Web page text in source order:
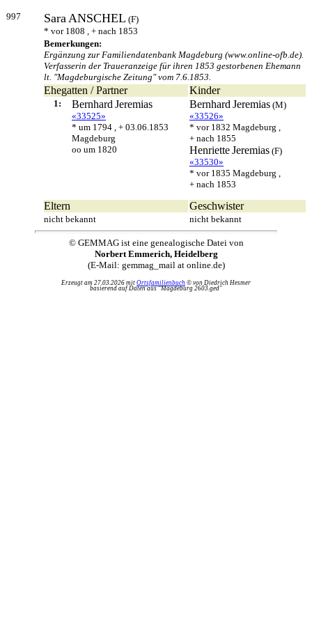
997 SaraANSCHEL (F)
* vor 1808 , + nach 1853
Bemerkungen:
Ergänzung zur Familiendatenbank Magdeburg (www.online-ofb.de).
Verfasserin der Traueranzeige für ihren 1853 gestorbenen Ehemann
lt. "Magdeburgische Zeitung" vom 7.6.1853.
Ehegatten / Partner Kinder
1: Bernhard Jeremias
«33525»
* um 1794 , + 03.06.1853
Magdeburg
oo um 1820
Bernhard Jeremias (M)
«33526»
* vor 1832 Magdeburg ,
+ nach 1855
HenrietteJeremias (F)
«33530»
* vor 1835 Magdeburg ,
+ nach 1853
Eltern Geschwister
nicht bekannt nicht bekannt
© GEMMAG ist eine genealogische Datei von
Norbert Emmerich, Heidelberg
(E-Mail: gemmag_mail at online.de)
Erzeugt am 27.03.2026 mit Ortsfamilienbuch © von Diedrich Hesmer
basierend auf Daten aus "Magdeburg 2603.ged"